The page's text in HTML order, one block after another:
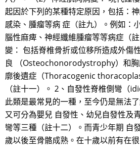
起因於下列的某種特定原因，包括：
感染、腫瘤等病 症（註九）。例如：
腦性麻痺、神經纖維腫瘤等等病症（
變： 包括脊椎骨折或位移所造成外傷
良 （Osteochonorodystrophy）和胸
廓後遺症（Thoracogenic
（註十一）。 2、自發性脊椎側彎（
此類是最常見的一種，至今仍是無法
又可分為嬰兒 自發性、幼兒自發性及
彎等三種（註十二）。而青少年期 自
歲以後至骨骼成熟。在十歲以前有在